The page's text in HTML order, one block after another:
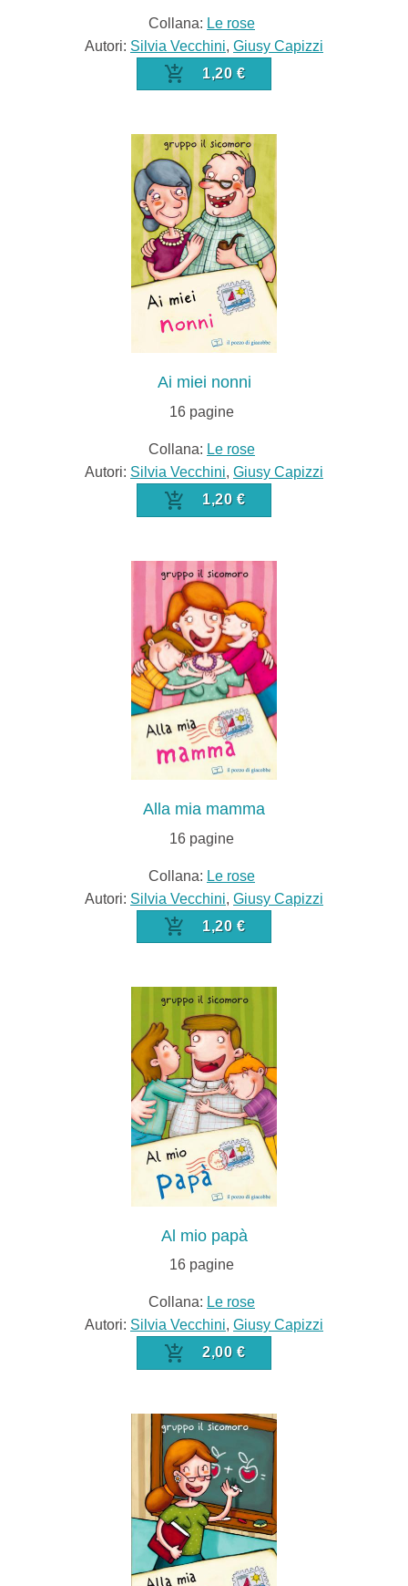
Collana: Le rose
Autori: Silvia Vecchini, Giusy Capizzi
1,20 €
Ai miei nonni
16 pagine
Collana: Le rose
Autori: Silvia Vecchini, Giusy Capizzi
1,20 €
Alla mia mamma
16 pagine
Collana: Le rose
Autori: Silvia Vecchini, Giusy Capizzi
1,20 €
Al mio papà
16 pagine
Collana: Le rose
Autori: Silvia Vecchini, Giusy Capizzi
2,00 €